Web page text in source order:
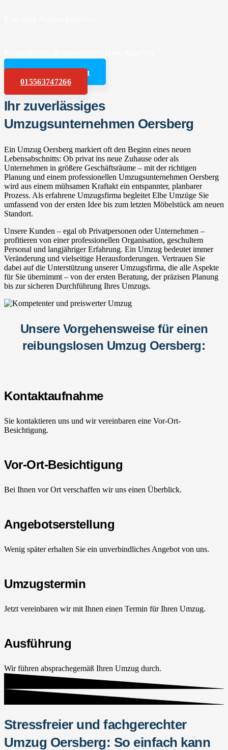
Angebot anfordern
015563747266
Ihr zuverlässiges
Umzugsunternehmen Oersberg
Ein Umzug Oersberg markiert oft den Beginn eines neuen
Lebensabschnitts: Ob privat ins neue Zuhause oder als
Unternehmen in größere Geschäftsräume – mit der richtigen
Planung und einem professionellen Umzugsunternehmen Oersberg
wird aus einem mühsamen Kraftakt ein entspannter, planbarer
Prozess. Als erfahrene Umzugsfirma begleitet Elbe Umzüge Sie
umfassend von der ersten Idee bis zum letzten Möbelstück am neuen
Standort.
Unsere Kunden – egal ob Privatpersonen oder Unternehmen –
profitieren von einer professionellen Organisation, geschultem
Personal und langjähriger Erfahrung. Ein Umzug bedeutet immer
Veränderung und vielseitige Herausforderungen. Vertrauen Sie
dabei auf die Unterstützung unserer Umzugsfirma, die alle Aspekte
für Sie übernimmt – von der ersten Beratung, der präzisen Planung
bis zur sicheren Durchführung Ihres Umzugs.
Unsere Vorgehensweise für einen
reibungslosen Umzug Oersberg:
Kontaktaufnahme
Sie kontaktieren uns und wir vereinbaren eine Vor-Ort-
Besichtigung.
Vor-Ort-Besichtigung
Bei Ihnen vor Ort verschaffen wir uns einen Überblick.
Angebotserstellung
Wenig später erhalten Sie ein unverbindliches Angebot von uns.
Umzugstermin
Jetzt vereinbaren wir mit Ihnen einen Termin für Ihren Umzug.
Ausführung
Wir führen absprachegemäß Ihren Umzug durch.
Stressfreier und fachgerechter
Umzug Oersberg: So einfach kann